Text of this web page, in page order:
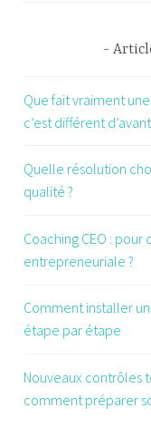
Que fait vraiment
c’est différent
Quelle résolution
qualité ?
Coaching CEO :
entrepreneuriale ?
Comment installer
étape par étape
Nouveaux contrôles
comment préparer